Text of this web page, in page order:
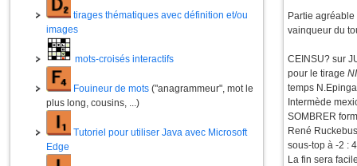
tirages thématiques avec définition et/ou
images
mots-croisés interactifs
Fouineur de mots ("anagrammeur", mot le
plus long, cousins, ...)
Tutoriel pour utiliser Java avec Microsoft
Edge
Partie
vainqueur du
CEINSU? sur
pour le tirage
temps
Intermède
SOMBRER
René
sous-top à -2 :
La fin sera